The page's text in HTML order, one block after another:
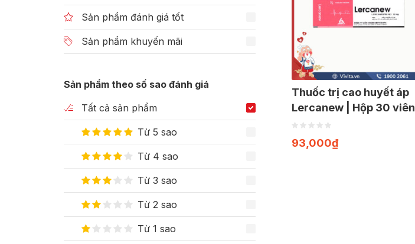
Sản phẩm đánh giá tốt
Sản phẩm khuyến mãi
Sản phẩm theo số sao đánh giá
Tất cả sản phẩm
Từ 5 sao
Từ 4 sao
Từ 3 sao
Từ 2 sao
Từ 1 sao
Thuốc trị cao huyết áp
Lercanew | Hộp 30 viên
93,000₫